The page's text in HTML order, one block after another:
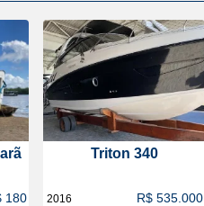
180
Triton 340
2016 R$ 535.000